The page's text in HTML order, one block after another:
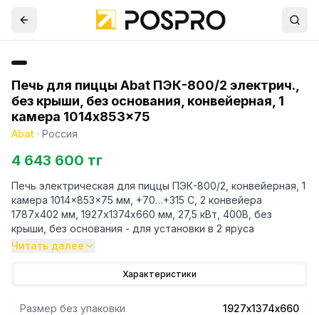
Печь для пиццы Abat ПЭК-800/2 электрич.,
без крыши, без основания, конвейерная, 1
камера 1014x853x75
Abat · Россия
4 643 600 тг
Печь электрическая для пиццы ПЭК-800/2, конвейерная, 1
камера 1014x853x75 мм, +70…+315 С, 2 конвейера
1787х402 мм, 1927х1374х660 мм, 27,5 кВт, 400В, без
крыши, без основания - для установки в 2 яруса
Читать далее
Характеристики
Размер без упаковки 1927х1374х660